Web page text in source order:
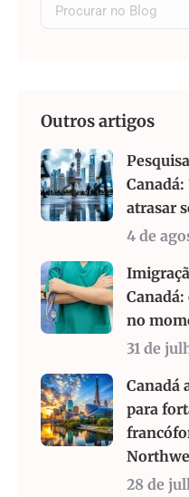
Outros artigos
atrasar
4 de
no
31 de
Canadá
para
28 de